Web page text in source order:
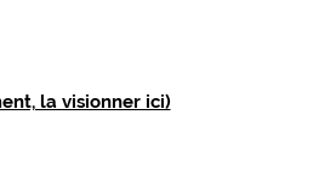
la visionner ici)